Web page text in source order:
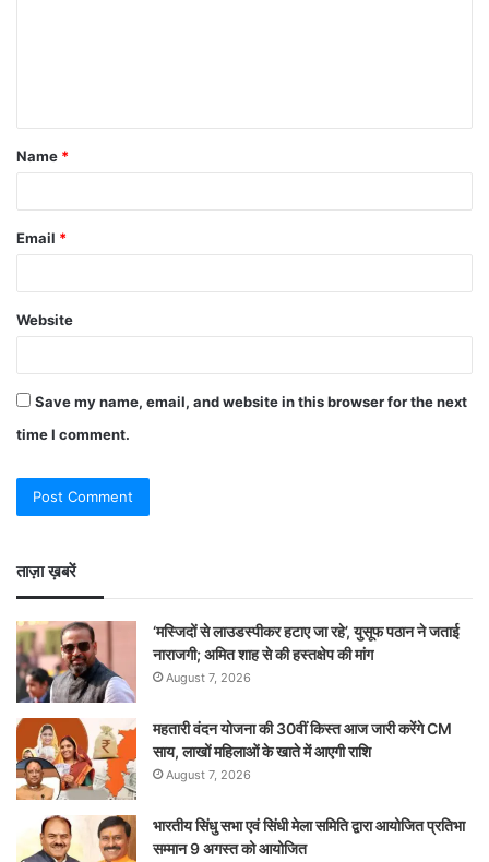
Name *
Email *
Website
Save my name, email, and website in this browser for the next
time I comment.
ताज़ा ख़बरें
‘मस्जिदों से लाउडस्पीकर हटाए जा रहे’, युसूफ पठान ने जताई
नाराजगी; अमित शाह से की हस्तक्षेप की मांग
August 7, 2026
महतारी वंदन योजना की 30वीं किस्त आज जारी करेंगे CM
साय, लाखों महिलाओं के खाते में आएगी राशि
August 7, 2026
भारतीय सिंधु सभा एवं सिंधी मेला समिति द्वारा आयोजित प्रतिभा
सम्मान 9 अगस्त को आयोजित